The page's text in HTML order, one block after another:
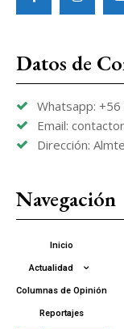
Datos de
Whatsapp:
Email:
Dirección:
Navegación
Inicio
Actualidad
Columnas de Opinión
Reportajes